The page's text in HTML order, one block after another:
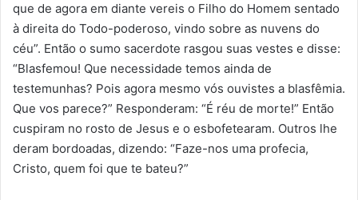
que de agora em diante vereis o Filho do Homem sentado
à direita do Todo-poderoso, vindo sobre as nuvens do
céu”. Então o sumo sacerdote rasgou suas vestes e disse:
“Blasfemou! Que necessidade temos ainda de
testemunhas? Pois agora mesmo vós ouvistes a blasfêmia.
Que vos parece?” Responderam: “É réu de morte!” Então
cuspiram no rosto de Jesus e o esbofetearam. Outros lhe
deram bordoadas, dizendo: “Faze-nos uma profecia,
Cristo, quem foi que te bateu?”